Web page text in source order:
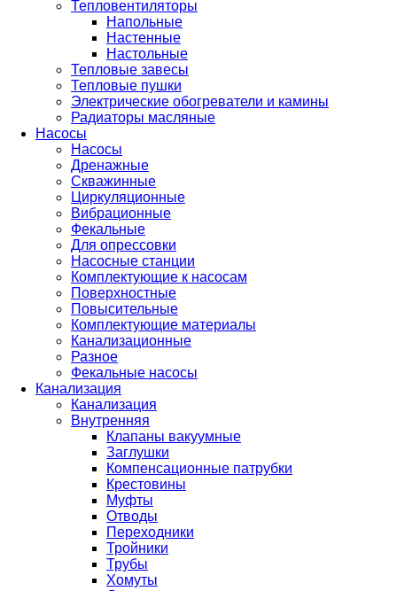
Тепловентиляторы
Напольные
Настенные
Настольные
Тепловые завесы
Тепловые пушки
Электрические обогреватели и камины
Радиаторы масляные
Насосы
Насосы
Дренажные
Скважинные
Циркуляционные
Вибрационные
Фекальные
Для опрессовки
Насосные станции
Комплектующие к насосам
Поверхностные
Повысительные
Комплектующие материалы
Канализационные
Разное
Фекальные насосы
Канализация
Канализация
Внутренняя
Клапаны вакуумные
Заглушки
Компенсационные патрубки
Крестовины
Муфты
Отводы
Переходники
Тройники
Трубы
Хомуты